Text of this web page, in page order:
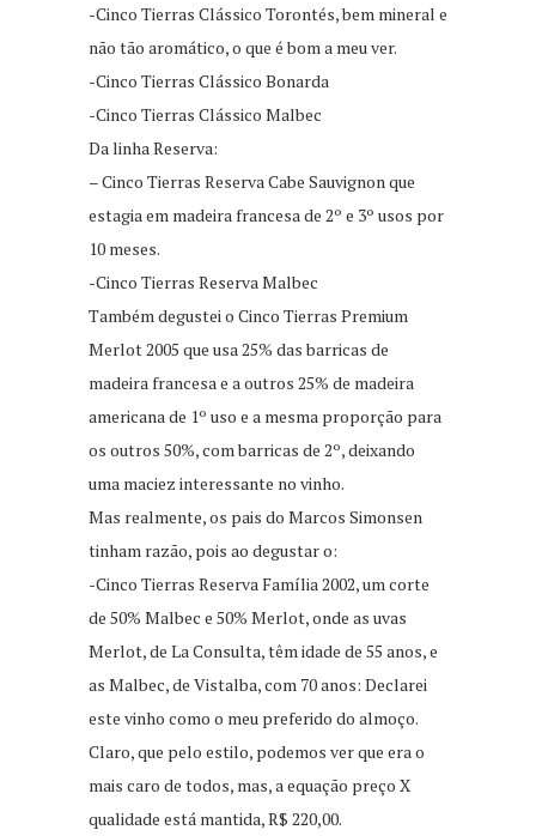
-Cinco Tierras Clássico Torontés, bem mineral e
não tão aromático, o que é bom a meu ver.
-Cinco Tierras Clássico Bonarda
-Cinco Tierras Clássico Malbec
Da linha Reserva:
– Cinco Tierras Reserva Cabe Sauvignon que
estagia em madeira francesa de 2º e 3º usos por
10 meses.
-Cinco Tierras Reserva Malbec
Também degustei o Cinco Tierras Premium
Merlot 2005 que usa 25% das barricas de
madeira francesa e a outros 25% de madeira
americana de 1º uso e a mesma proporção para
os outros 50%, com barricas de 2º, deixando
uma maciez interessante no vinho.
Mas realmente, os pais do Marcos Simonsen
tinham razão, pois ao degustar o:
-Cinco Tierras Reserva Família 2002, um corte
de 50% Malbec e 50% Merlot, onde as uvas
Merlot, de La Consulta, têm idade de 55 anos, e
as Malbec, de Vistalba, com 70 anos: Declarei
este vinho como o meu preferido do almoço.
Claro, que pelo estilo, podemos ver que era o
mais caro de todos, mas, a equação preço X
qualidade está mantida, R$ 220,00.